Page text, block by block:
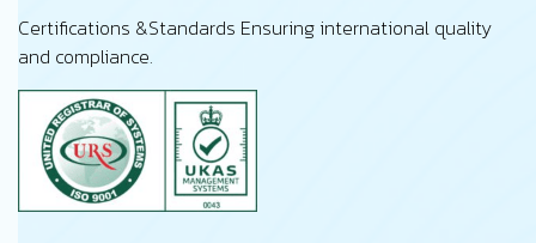
Certifications &Standards Ensuring international quality
and compliance.